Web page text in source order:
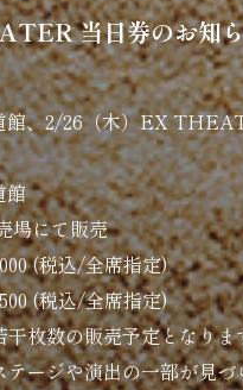
当日券のお知
館、2/26（木）EX
館
場にて販売
(税込/全席指定)
(税込/全席指定)
枚数の販売予定となり
ージや演出の一部が見